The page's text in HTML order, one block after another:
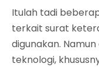
Itulah tadi
terkait surat
digunakan.
teknologi,